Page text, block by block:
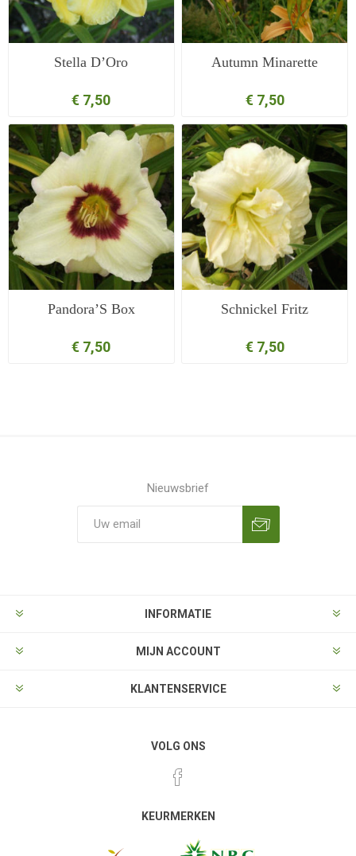
Stella D’Oro
€ 7,50
Autumn Minarette
€ 7,50
Pandora’S Box
€ 7,50
Schnickel Fritz
€ 7,50
Nieuwsbrief
INFORMATIE
MIJN ACCOUNT
KLANTENSERVICE
VOLG ONS
KEURMERKEN